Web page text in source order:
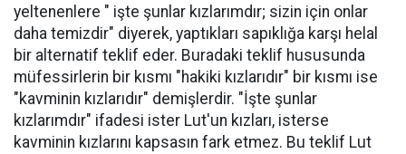
yeltenenlere " işte şunlar kızlarımdır; sizin için onlar
daha temizdir" diyerek, yaptıkları sapıklığa karşı helal
bir alternatif teklif eder. Buradaki teklif hususunda
müfessirlerin bir kısmı "hakiki kızlarıdır" bir kısmı ise
"kavminin kızlarıdır" demişlerdir. "İşte şunlar
kızlarımdır" ifadesi ister Lut'un kızları, isterse
kavminin kızlarını kapsasın fark etmez. Bu teklif Lut